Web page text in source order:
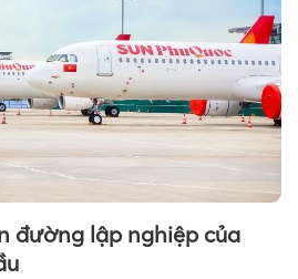
đường lập nghiệp của